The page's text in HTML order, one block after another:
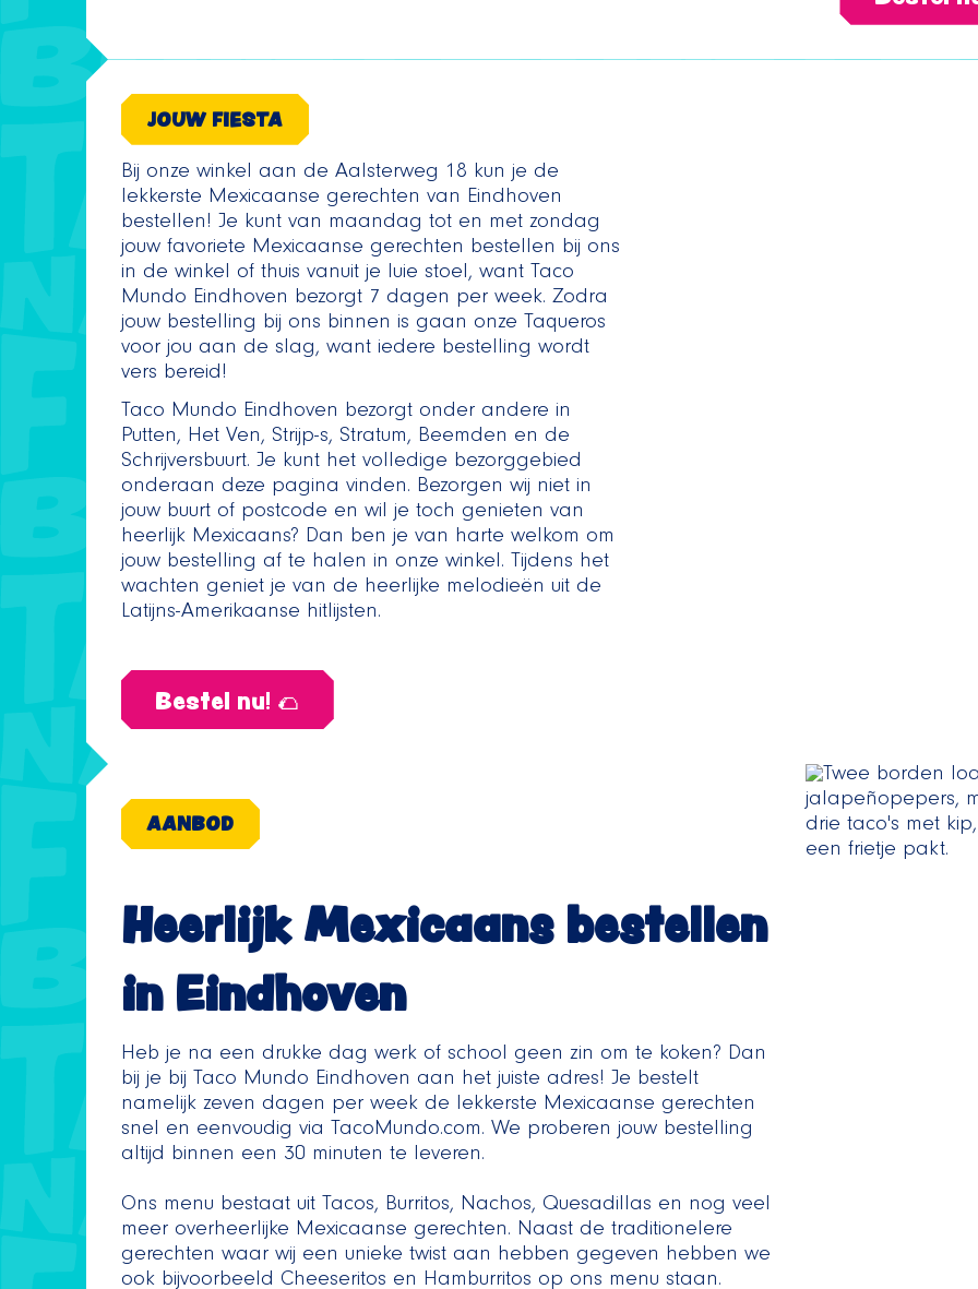
JOUW FIESTA
Bij onze winkel aan de Aalsterweg 18 kun je de
lekkerste Mexicaanse gerechten van Eindhoven
bestellen! Je kunt van maandag tot en met zondag
jouw favoriete Mexicaanse gerechten bestellen bij ons
in de winkel of thuis vanuit je luie stoel, want Taco
Mundo Eindhoven bezorgt 7 dagen per week. Zodra
jouw bestelling bij ons binnen is gaan onze Taqueros
voor jou aan de slag, want iedere bestelling wordt
vers bereid!
Taco Mundo Eindhoven bezorgt onder andere in
Putten, Het Ven, Strijp-s, Stratum, Beemden en de
Schrijversbuurt. Je kunt het volledige bezorggebied
onderaan deze pagina vinden. Bezorgen wij niet in
jouw buurt of postcode en wil je toch genieten van
heerlijk Mexicaans? Dan ben je van harte welkom om
jouw bestelling af te halen in onze winkel. Tijdens het
wachten geniet je van de heerlijke melodieën uit de
Latijns-Amerikaanse hitlijsten.
Bestel nu! 🌮
AANBOD
Heerlijk Mexicaans bestellen
in Eindhoven
Heb je na een drukke dag werk of school geen zin om te koken? Dan
bij je bij Taco Mundo Eindhoven aan het juiste adres! Je bestelt
namelijk zeven dagen per week de lekkerste Mexicaanse gerechten
snel en eenvoudig via TacoMundo.com. We proberen jouw bestelling
altijd binnen een 30 minuten te leveren.
Ons menu bestaat uit Tacos, Burritos, Nachos, Quesadillas en nog veel
meer overheerlijke Mexicaanse gerechten. Naast de traditionelere
gerechten waar wij een unieke twist aan hebben gegeven hebben we
ook bijvoorbeeld Cheeseritos en Hamburritos op ons menu staan.